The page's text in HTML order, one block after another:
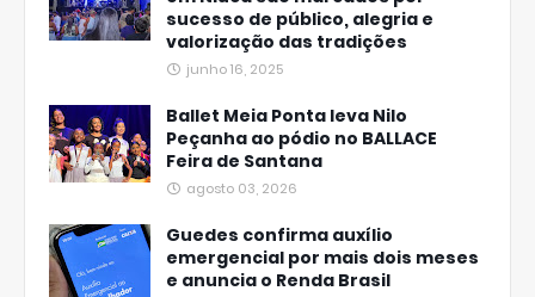
sucesso de público, alegria e
valorização das tradições
junho 16, 2025
Ballet Meia Ponta leva Nilo
Peçanha ao pódio no BALLACE
Feira de Santana
agosto 03, 2026
Guedes confirma auxílio
emergencial por mais dois meses
e anuncia o Renda Brasil